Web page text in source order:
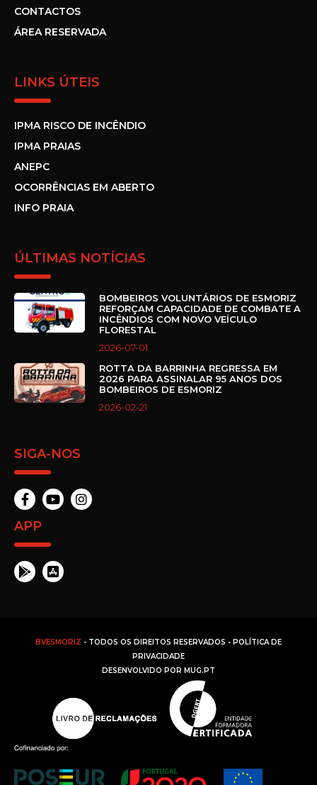
CONTACTOS
ÁREA RESERVADA
LINKS ÚTEIS
IPMA RISCO DE INCÊNDIO
IPMA PRAIAS
ANEPC
OCORRÊNCIAS EM ABERTO
INFO PRAIA
ÚLTIMAS NOTÍCIAS
BOMBEIROS VOLUNTÁRIOS DE ESMORIZ
REFORÇAM CAPACIDADE DE COMBATE A
INCÊNDIOS COM NOVO VEÍCULO
FLORESTAL
2026-07-01
ROTTA DA BARRINHA REGRESSA EM
2026 PARA ASSINALAR 95 ANOS DOS
BOMBEIROS DE ESMORIZ
2026-02-21
SIGA-NOS
APP
BVESMORIZ - TODOS OS DIREITOS RESERVADOS • POLÍTICA DE
PRIVACIDADE
DESENVOLVIDO POR MUG.PT